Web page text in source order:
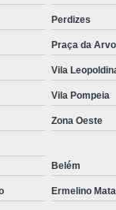
Perdizes
Praça da
Vila
Vila Pompeia
Zona Oeste
Belém
Ermelino